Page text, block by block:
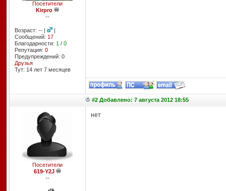
Посетители
Kirpro
--
Возраст: -- |
|
Сообщений: 17
Благодарности: 1 / 0
Репутация: 0
Предупреждений: 0
Друзья
Тут: 14 лет 7 месяцев
#2 Добавлено: 7 августа 2012 18:55
Посетители
619-Y2J
--
нет